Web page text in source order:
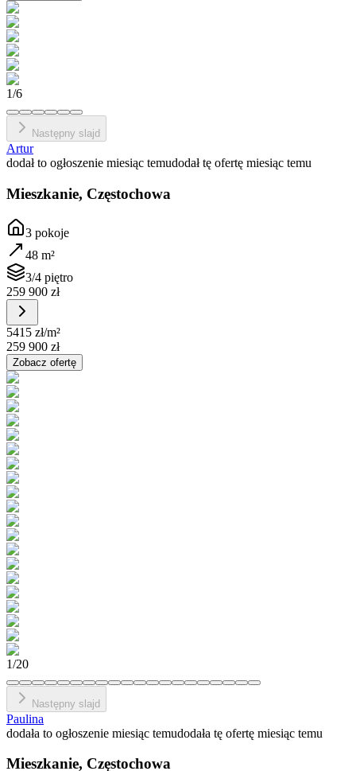
1/6
Następny slajd
Artur
dodał to ogłoszenie miesiąc temudodał tę ofertę miesiąc temu
Mieszkanie, Częstochowa
3 pokoje
48 m²
3/4 piętro
259 900 zł
5415 zł/m²
259 900 zł
Zobacz ofertę
1/20
Następny slajd
Paulina
dodała to ogłoszenie miesiąc temudodała tę ofertę miesiąc temu
Mieszkanie, Częstochowa